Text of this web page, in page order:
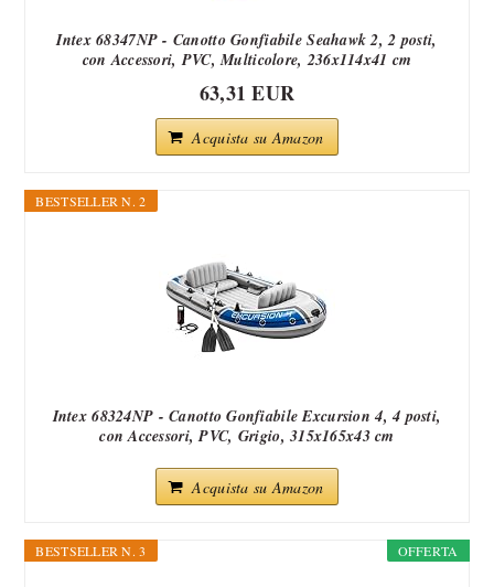
Intex 68347NP - Canotto Gonfiabile Seahawk 2, 2 posti,
con Accessori, PVC, Multicolore, 236x114x41 cm
63,31 EUR
Acquista su Amazon
BESTSELLER N. 2
Intex 68324NP - Canotto Gonfiabile Excursion 4, 4 posti,
con Accessori, PVC, Grigio, 315x165x43 cm
Acquista su Amazon
OFFERTA
BESTSELLER N. 3